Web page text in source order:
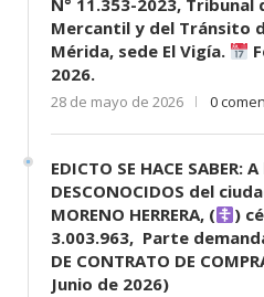
N° 11.353-2023,
Mercantil y del Tránsito
Mérida, sede El Vigía.
2026.
28 de mayo de 2026 0
EDICTO SE HACE SABER:
DESCONOCIDOS del
MORENO HERRERA, (
)
3.003.963, Parte
DE CONTRATO DE
Junio de 2026)